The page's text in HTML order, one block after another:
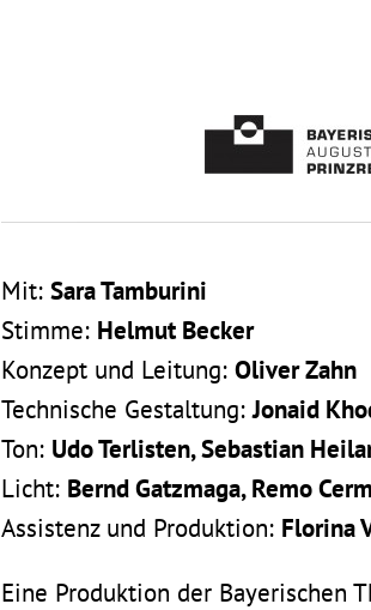
Mit: Sara Tamburini
Stimme: Helmut Becker
Konzept und Leitung: Oliver Zahn
Technische Gestaltung:Jonaid
Ton: Udo Terlisten, Sebastian
Licht: Bernd Gatzmaga, Remo
Assistenz und Produktion: Florina
Eine Produktion der Bayerischen